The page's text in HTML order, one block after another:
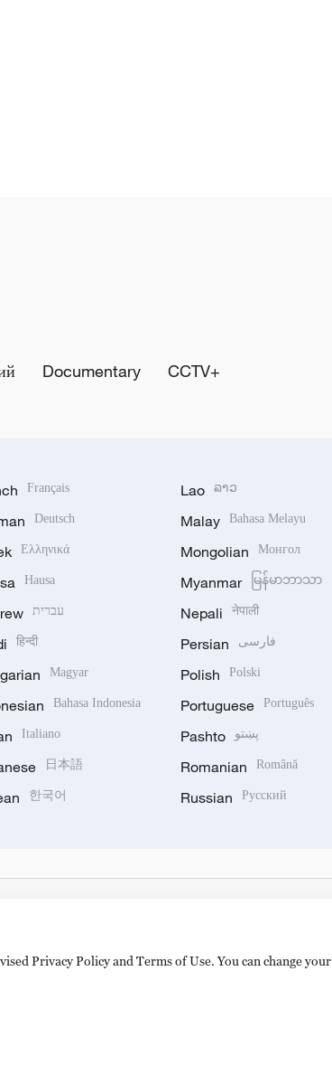
Documentary CCTV+
Français
Deutsch
Ελληνικά
Hausa
עברית
हिन्दी
Magyar
Bahasa Indonesia
Italiano
日本語
한국어
Lao ລາວ
Malay Bahasa Melayu
Mongolian Монгол
Myanmar မြန်မာဘာသာ
Nepali नेपाली
Persian فارسی
Polish Polski
Portuguese Português
Pashto پښتو
Romanian Română
Russian Русский
Privacy Policy and Terms of Use. You can change your